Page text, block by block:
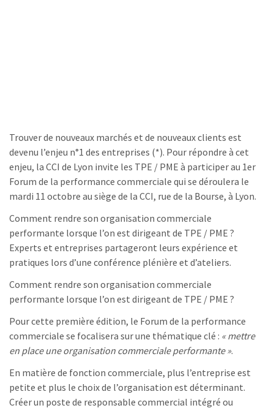
Trouver de nouveaux marchés et de nouveaux clients est
devenu l’enjeu n°1 des entreprises (*). Pour répondre à cet
enjeu, la CCI de Lyon invite les TPE / PME à participer au 1er
Forum de la performance commerciale qui se déroulera le
mardi 11 octobre au siège de la CCI, rue de la Bourse, à Lyon.
Comment rendre son organisation commerciale
performante lorsque l’on est dirigeant de TPE / PME ?
Experts et entreprises partageront leurs expérience et
pratiques lors d’une conférence plénière et d’ateliers.
Comment rendre son organisation commerciale
performante lorsque l’on est dirigeant de TPE / PME ?
Pour cette première édition, le Forum de la performance
commerciale se focalisera sur une thématique clé : « mettre
en place une organisation commerciale performante ».
En matière de fonction commerciale, plus l’entreprise est
petite et plus le choix de l’organisation est déterminant.
Créer un poste de responsable commercial intégré ou